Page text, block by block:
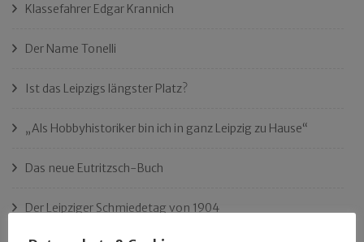
Klassefahrer Edgar Krannich
Der Name Tonelli
Ist das Leipzigs längster Platz?
„Als Hobbyhistoriker bin ich in ganz Leipzig zu Hause“
Das neue Eutritzsch-Buch
Der Leipziger Schmiedetag von 1904